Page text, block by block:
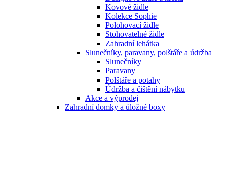
Kovové židle
Kolekce Sophie
Polohovací židle
Stohovatelné židle
Zahradní lehátka
Slunečníky, paravany, polštáře a údržba
Slunečníky
Paravany
Polštáře a potahy
Údržba a čištění nábytku
Akce a výprodej
Zahradní domky a úložné boxy